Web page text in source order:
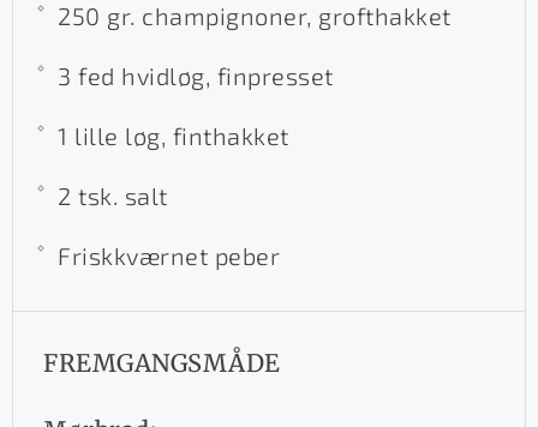
250 gr. champignoner, grofthakket
3 fed hvidløg, finpresset
1 lille løg, finthakket
2 tsk. salt
Friskkværnet peber
FREMGANGSMÅDE